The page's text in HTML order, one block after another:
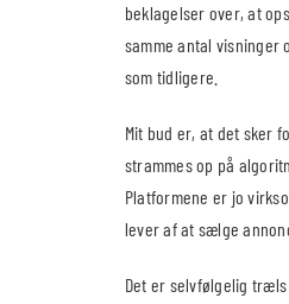
beklagelser over, at
samme antal visninger
som tidligere.
Mit bud er, at det sker
strammes op på
Platformene er jo
lever af at sælge
Det er selvfølgelig